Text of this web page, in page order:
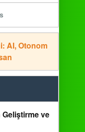
AI, Otonom
Geliştirme ve